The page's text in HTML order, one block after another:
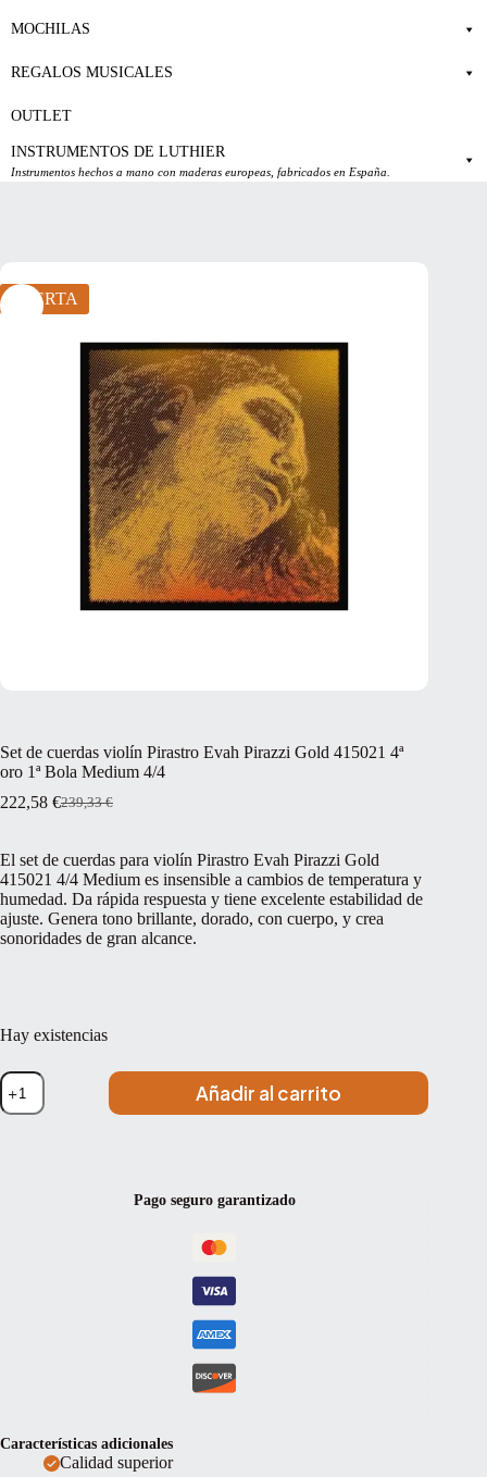
MOCHILAS
REGALOS MUSICALES
OUTLET
INSTRUMENTOS DE LUTHIER
Instrumentos hechos a mano con maderas europeas, fabricados en España.
OFERTA
Set de cuerdas violín Pirastro Evah Pirazzi Gold 415021 4ª
oro 1ª Bola Medium 4/4
239,33€
El
original
era:
239,33 €.
222,58 €El
es:
222,58 €.
El set de cuerdas para violín Pirastro Evah Pirazzi Gold
415021 4/4 Medium es insensible a cambios de temperatura y
humedad. Da rápida respuesta y tiene excelente estabilidad de
ajuste. Genera tono brillante, dorado, con cuerpo, y crea
sonoridades de gran alcance.
Hay existencias
Set
de
cuerdas
Añadir al carrito
Pago seguro garantizado
Características adicionales
Calidad superior